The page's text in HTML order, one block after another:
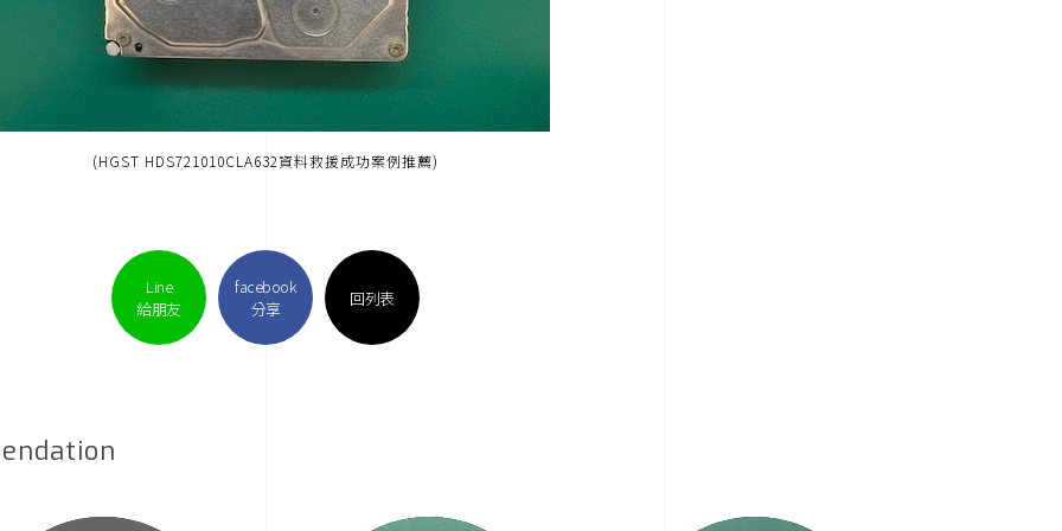
(HGST HDS721010CLA632資料救援成功案例推薦)
Line
給朋友
facebook
分享
回列表